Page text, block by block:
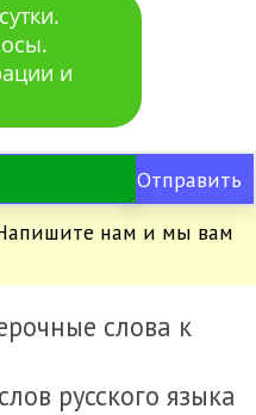
и
Отправить
нам и мы вам
слова к
русского языка